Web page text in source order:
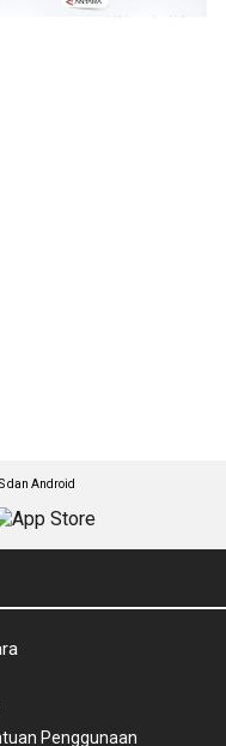
dan Android
Penggunaan